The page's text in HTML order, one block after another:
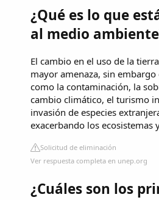
¿Qué es lo que
al medio
El cambio en el uso de la
mayor amenaza, sin
como la contaminación, la
cambio climático, el turismo
invasión de especies
exacerbando los ecosistemas
Solicitud de eliminación
Ver respuesta completa en unep.org
¿Cuáles son los